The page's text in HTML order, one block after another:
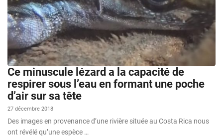
Ce minuscule lézard a la capacité de
respirer sous l’eau en formant une poche
d’air sur sa tête
27 décembre 2018
Des images en provenance d’une rivière située au Costa Rica nous
ont révélé qu’une espèce …